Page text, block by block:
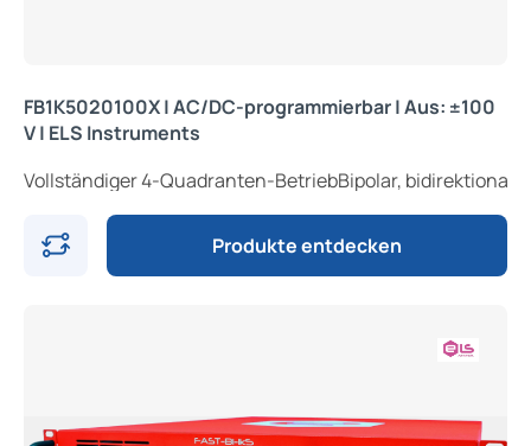
FB1K5020100X | AC/DC-programmierbar | Aus: ±100
V | ELS Instruments
Vollständiger 4-Quadranten-BetriebBipolar, bidirektional
Produkte entdecken